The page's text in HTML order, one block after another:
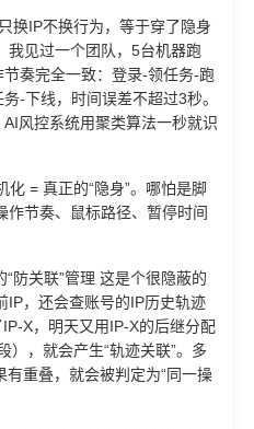
换IP不换行为，等于穿了隐身
我见过一个团队，5台机器跑
奏完全一致：登录-领任务-跑
-下线，时间误差不超过3秒。
AI风控系统用聚类算法一秒就识
化 = 真正的“隐身”。哪怕是脚
作节奏、鼠标路径、暂停时间
防关联”管理 这是个很隐蔽的
IP，还会查账号的IP历史轨迹
X，明天又用IP-X的后继分配
），就会产生“轨迹关联”。多
重叠，就会被判定为“同一操